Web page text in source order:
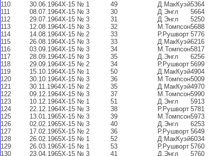
110
30.06.1964Х-15 № 1 49 Д.МакКуэй5364
111
08.07.1964Х-15 № 3 30 Д.Энгл
5664
112
29.07.1964Х-15 № 3 31 Д.Энгл
5250
113
12.08.1964Х-15 № 3 32 М.Томпсон5688
114
14.08.1964Х-15 № 2 33 Р.Рушворт 5776
115
26.08.1964Х-15 № 3 33 Д.МакКуэй6216
116
03.09.1964Х-15 № 3 34 М.Томпсон5817
117
28.09.1964Х-15 № 3 35 Д.Энгл
6256
118
29.09.1964Х-15 № 2 34 Р.Рушворт 5699
119
15.10.1964Х-15 № 1 50 Д.МакКуэй4904
120
30.10.1964Х-15 № 3 36 М.Томпсон5009
121
30.11.1964Х-15 № 2 35 Д.МакКуэй4970
122
09.12.1964Х-15 № 3 37 М.Томпсон5990
123
10.12.1964Х-15 № 1 51 Д.Энгл
5913
124
22.12.1964Х-15 № 3 38 Р.Рушворт 5781
125
13.01.1965Х-15 № 3 39 М.Томпсон5973
126
02.02.1965Х-15 № 3 40 Д.Энгл
6253
127
17.02.1965Х-15 № 2 36 Р.Рушворт 5649
128
26.02.1965Х-15 № 1 52 Д.МакКуэй6034
129
26.03.1965Х-15 № 1 53 Р.Рушворт 5760
130
23.04.1965Х-15 № 3 41 Д.Энгл
5760